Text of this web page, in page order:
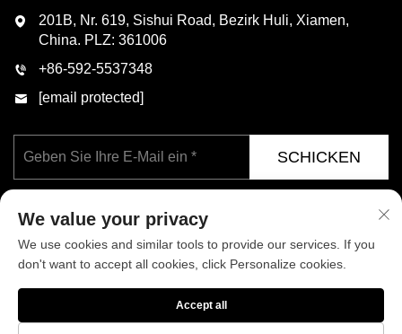
201B, Nr. 619, Sishui Road, Bezirk Huli, Xiamen,
China. PLZ: 361006
+86-592-5537348
[email protected]
SCHICKEN
Copyright © Xiamen Phoenix Industrial Co., Ltd. Alle Rechte
We value your privacy
We use cookies and similar tools to provide our services. If you
don't want to accept all cookies, click Personalize cookies.
Accept all